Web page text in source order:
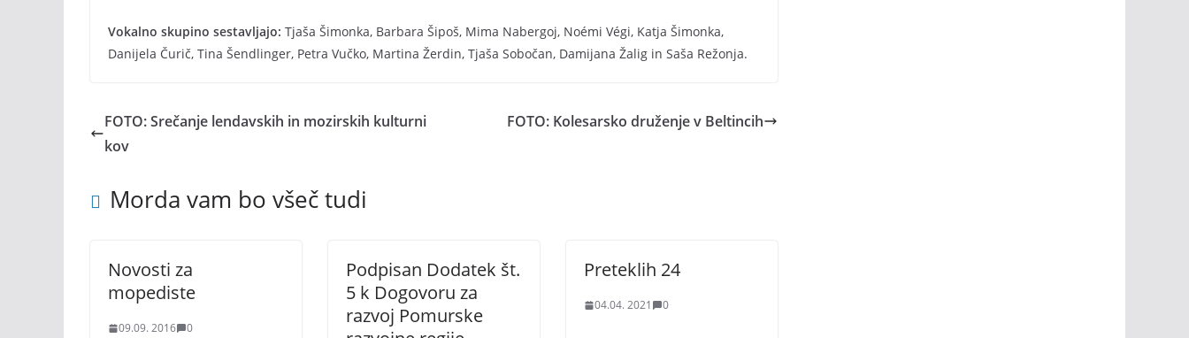
Vokalno skupino sestavljajo: Tjaša Šimonka, Barbara Šipoš, Mima Nabergoj, Noémi Végi, Katja Šimonka,
Danijela Čurič, Tina Šendlinger, Petra Vučko, Martina Žerdin, Tjaša Sobočan, Damijana Žalig in Saša Režonja.
FOTO: Srečanje lendavskih in mozirskih kulturni
kov
FOTO: Kolesarsko druženje v Beltincih
Morda vam bo všeč tudi
Novosti za
mopediste
09.09. 2016 0
Podpisan Dodatek št.
5 k Dogovoru za
razvoj Pomurske
Preteklih 24
04.04. 2021 0